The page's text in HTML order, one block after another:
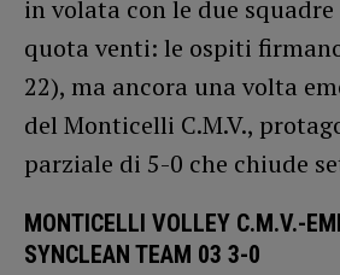
in volata con le due
quota venti: le ospiti
22), ma ancora una volta
del Monticelli C.M.V.,
parziale di 5-0 che chiude
MONTICELLI VOLLEY C.M.V.-
SYNCLEAN TEAM 03 3-0